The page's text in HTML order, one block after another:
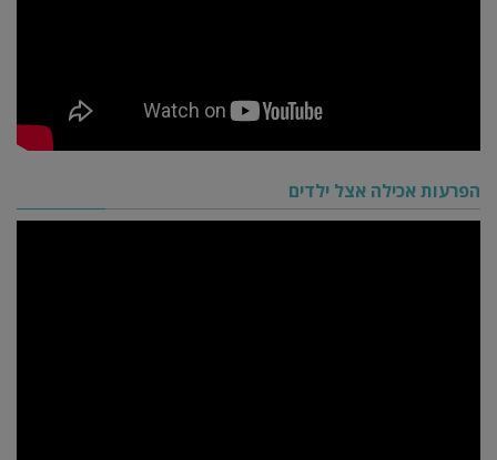
הפרעות אכילה אצל ילדים